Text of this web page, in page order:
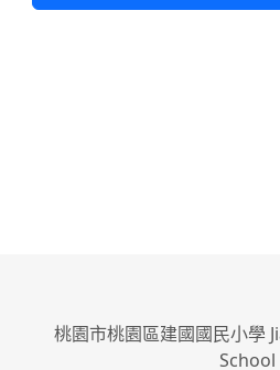
桃園市桃園區建國國民小學
School